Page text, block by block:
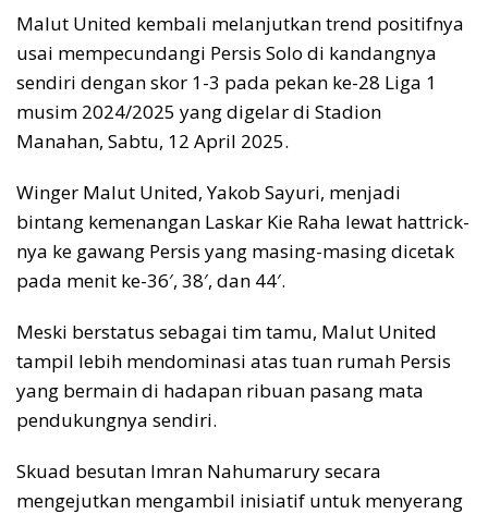
Malut United kembali melanjutkan trend positifnya
usai mempecundangi Persis Solo di kandangnya
sendiri dengan skor 1-3 pada pekan ke-28 Liga 1
musim 2024/2025 yang digelar di Stadion
Manahan, Sabtu, 12 April 2025.
Winger Malut United, Yakob Sayuri, menjadi
bintang kemenangan Laskar Kie Raha lewat hattrick-
nya ke gawang Persis yang masing-masing dicetak
pada menit ke-36′, 38′, dan 44′.
Meski berstatus sebagai tim tamu, Malut United
tampil lebih mendominasi atas tuan rumah Persis
yang bermain di hadapan ribuan pasang mata
pendukungnya sendiri.
Skuad besutan Imran Nahumarury secara
mengejutkan mengambil inisiatif untuk menyerang